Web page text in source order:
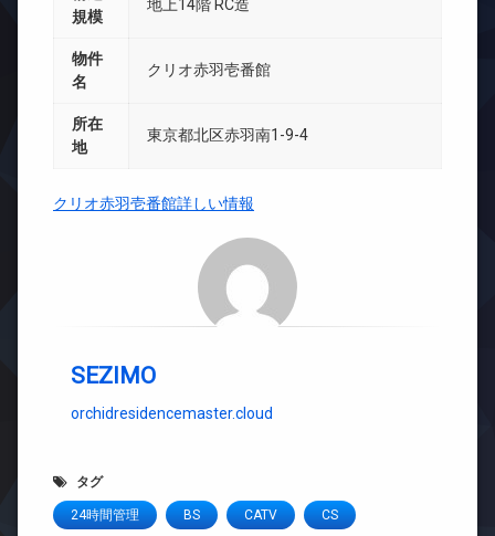
規模
地上14階 RC造
物件
名
クリオ赤羽壱番館
所在
地
東京都北区赤羽南1-9-4
クリオ赤羽壱番館詳しい情報
SEZIMO
orchidresidencemaster.cloud
タグ
24時間管理 BS CATV CS